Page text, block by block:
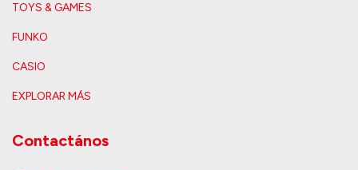
TOYS & GAMES
FUNKO
CASIO
EXPLORAR MÁS
Contactános